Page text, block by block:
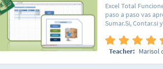
Excel Total
paso a paso vas
Sumar.Si, Contar.si
tablas a utilizarlas
ejercicio practico
Teacher: Marisol